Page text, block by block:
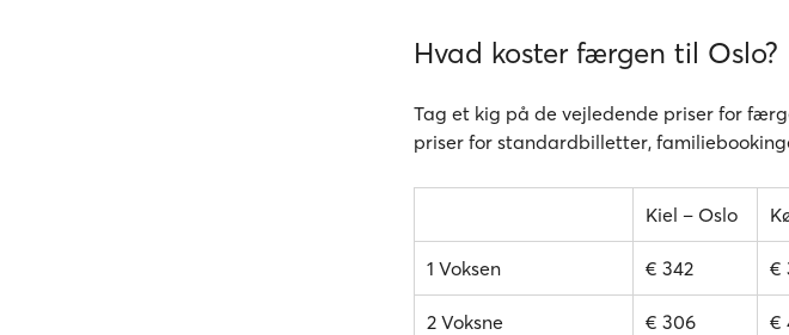
Hvad koster færgen til Oslo?
Tag et kig på de vejledende priser for
priser for standardbilletter,
Kiel – Oslo
1 Voksen € 342 €
2 Voksne € 306 €